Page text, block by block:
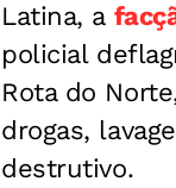
Latina, a
policial
Rota do
drogas,
destrutivo.